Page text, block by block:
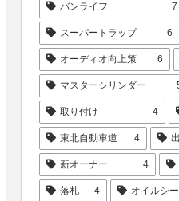
バンライフ 7
スーパートラップ 6
オーディオ向上策 6
マスターシリンダー
取り付け 4
東北自動車道 4
新オーナー 4
落札 4 オイルシ